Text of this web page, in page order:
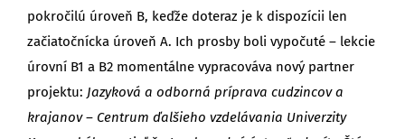
pokročilú úroveň B, keďže doteraz je k dispozícii len
začiatočnícka úroveň A. Ich prosby boli vypočuté – lekcie
úrovní B1 a B2 momentálne vypracováva nový partner
projektu: Jazyková a odborná príprava cudzincov a
krajanov – Centrum ďalšieho vzdelávania Univerzity